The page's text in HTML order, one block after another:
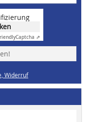
Captcha ⇗
Widerruf